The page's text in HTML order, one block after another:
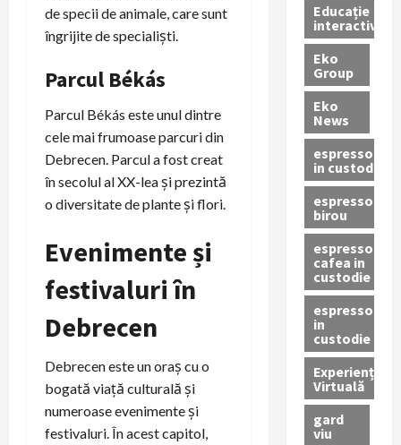
de specii de animale, care sunt
îngrijite de specialiști.
Parcul Békás
Parcul Békás este unul dintre
cele mai frumoase parcuri din
Debrecen. Parcul a fost creat
în secolul al XX-lea și prezintă
o diversitate de plante și flori.
Evenimente și
festivaluri în
Debrecen
Debrecen este un oraș cu o
bogată viață culturală și
numeroase evenimente și
festivaluri. În acest capitol,
Educație
interactivă
Eko
Group
Eko
News
espressoare
in custodie
espressor
birou
espressor
cafea in
custodie
espressor
in
custodie
Experiență
Virtuală
gard
viu